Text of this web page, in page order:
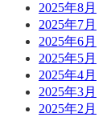
2025年8月
2025年7月
2025年6月
2025年5月
2025年4月
2025年3月
2025年2月